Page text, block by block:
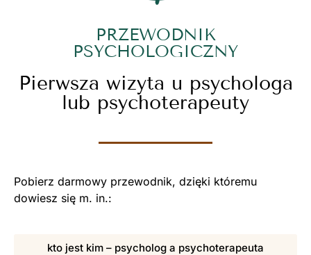
PRZEWODNIK
PSYCHOLOGICZNY
Pierwsza wizyta u psychologa
lub psychoterapeuty
Pobierz darmowy przewodnik, dzięki któremu
dowiesz się m. in.:
kto jest kim – psycholog a psychoterapeuta